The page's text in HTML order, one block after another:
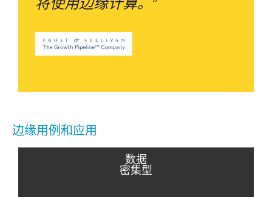
将使用边缘计算。”
边缘用例和应用
数据
密集型